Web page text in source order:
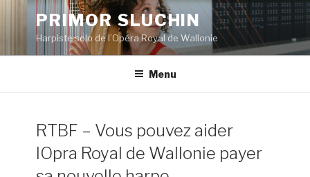
contenu
principal
PRIMOR SLUCHIN
Harpiste solo de l’Opéra Royal de Wallonie
Menu
RTBF – Vous pouvez aider
lOpra Royal de Wallonie payer